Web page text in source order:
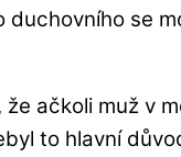
se
ačkoli muž v
to hlavní